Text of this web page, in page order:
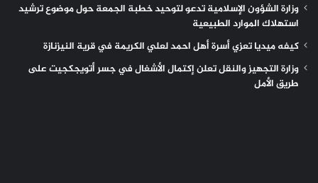
وزارة الشؤون الإسلامية تدعو لتوحيد خطبة الجمعة حول موضوع ترشيد
استهلاك الموارد الطبيعية
كيفه ميديا تعزي أسرة أهل احمد لعلي الكريمة في قرية النيزنازة
وزارة التجهيز والنقل تعلن إكتمال الأشغال في جسر أتويجكجيت على
طريق الأمل